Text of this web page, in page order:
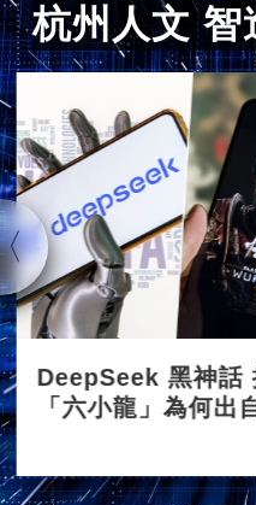
杭州人文 智
DeepSeek 黑神話
「六小龍」為何出